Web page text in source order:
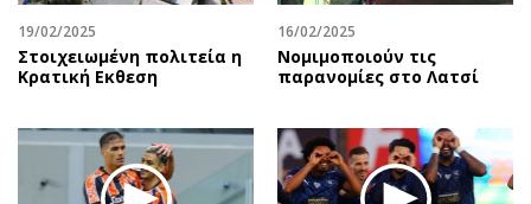
Αγορές
Money Review
AstroBank Properties
Ενέργεια
Ναυτιλία
Αναδρομές
Περιβάλλον
Γυναίκα
Showbiz
19/02/2025
Στοιχειωμένη πολιτεία η
Κρατική Eκθεση
16/02/2025
Νομιμοποιούν τις
παρανομίες στο Λατσί